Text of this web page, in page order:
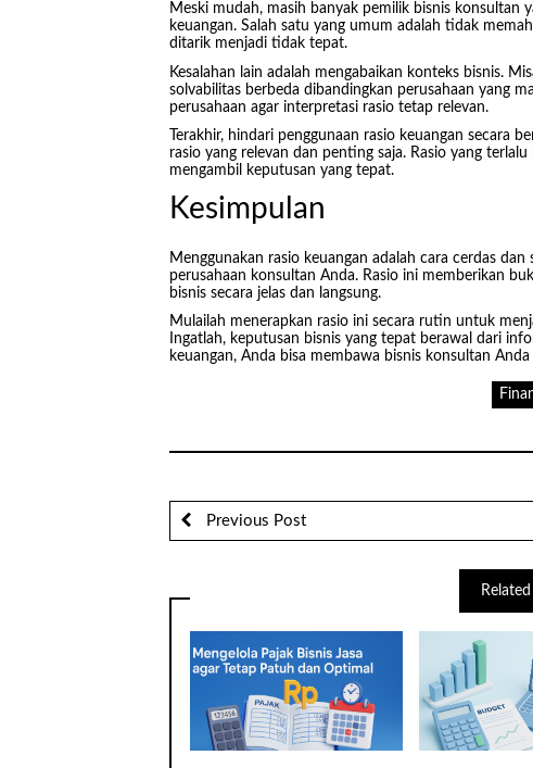
Meski mudah, masih banyak pemilik bisnis konsultan
keuangan. Salah satu yang umum adalah tidak
ditarik menjadi tidak tepat.
Kesalahan lain adalah mengabaikan konteks bisnis.
solvabilitas berbeda dibandingkan perusahaan yang
perusahaan agar interpretasi rasio tetap relevan.
Terakhir, hindari penggunaan rasio keuangan secara
rasio yang relevan dan penting saja. Rasio yang
mengambil keputusan yang tepat.
Kesimpulan
Menggunakan rasio keuangan adalah cara cerdas
perusahaan konsultan Anda. Rasio ini memberikan
bisnis secara jelas dan langsung.
Mulailah menerapkan rasio ini secara rutin untuk
Ingatlah, keputusan bisnis yang tepat berawal dari
keuangan, Anda bisa membawa bisnis konsultan
Previous Post